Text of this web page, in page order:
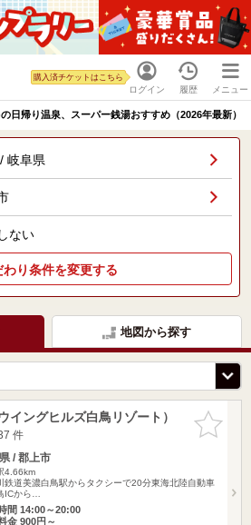
ログイン
購入済チケットはこちら
履歴 メニュー
日帰り温泉、スーパー銭湯おすすめ（2026年最新）
岐阜県
ない
わり条件を変更する
地図から探す
お気に入
りに追加
イングヒルズ白鳥リゾート）
件
/ 郡上市
4.66km
鉄道美濃白鳥駅からタクシーで20分東海北陸自動車
ICから…
間 14:00～20:00
金 900円～